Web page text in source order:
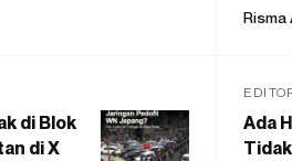
Risma
di Blok
di X
Ada